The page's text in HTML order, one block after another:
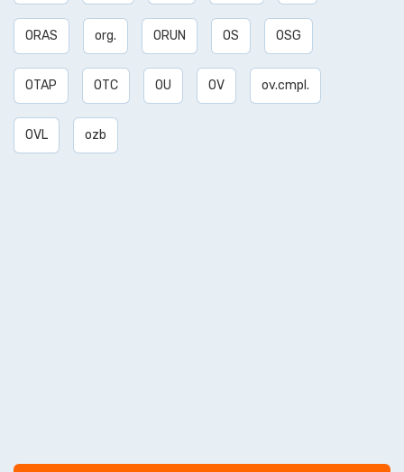
ORAS org. ORUN OS OSG
OTAP OTC OU OV ov.cmpl.
OVL ozb